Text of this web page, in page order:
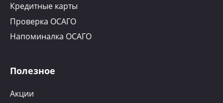
Кредитные карты
Проверка ОСАГО
Напоминалка ОСАГО
Полезное
Акции